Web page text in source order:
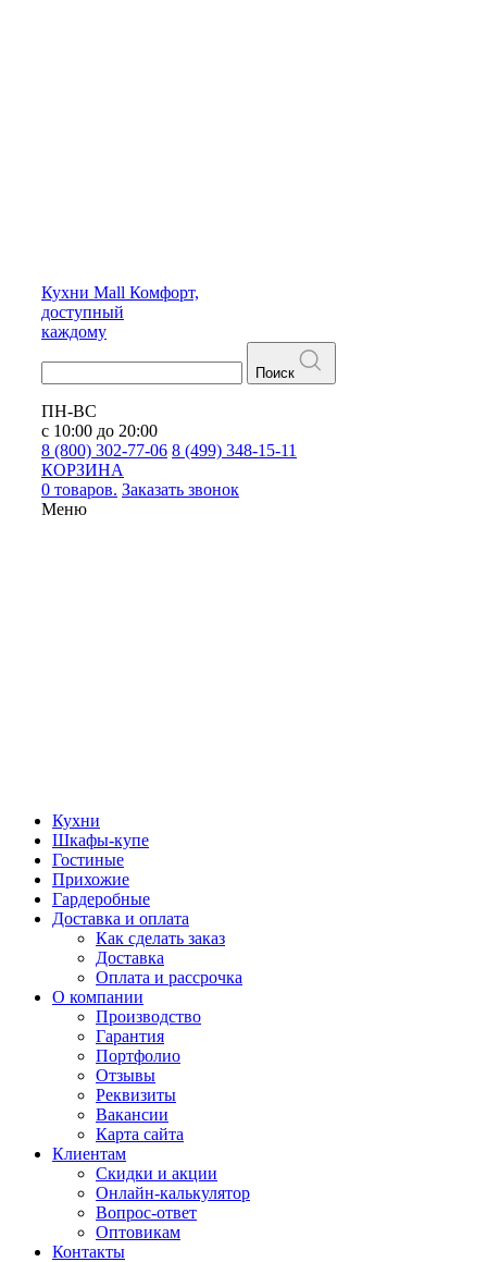
Кухни Mall Комфорт,
доступный
каждому
Поиск
ПН-ВС
с 10:00 до 20:00
8 (800) 302-77-06 8 (499) 348-15-11
КОРЗИНА
0 товаров. Заказать звонок
Меню
Кухни
Шкафы-купе
Гостиные
Прихожие
Гардеробные
Доставка и оплата
Как сделать заказ
Доставка
Оплата и рассрочка
О компании
Производство
Гарантия
Портфолио
Отзывы
Реквизиты
Вакансии
Карта сайта
Клиентам
Скидки и акции
Онлайн-калькулятор
Вопрос-ответ
Оптовикам
Контакты